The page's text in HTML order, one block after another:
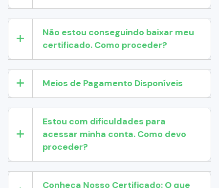
Não estou conseguindo baixar meu
certificado. Como proceder?
Meios de Pagamento Disponíveis
Estou com dificuldades para
acessar minha conta. Como devo
proceder?
Conheça Nosso Certificado: O que